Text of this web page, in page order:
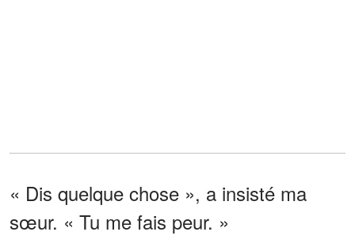
« Dis quelque chose », a insisté ma
sœur. « Tu me fais peur. »